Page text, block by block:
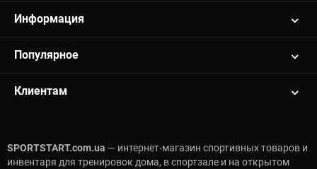
Информация
Популярное
Клиентам
SPORTSTART.com.ua — интернет-магазин спортивных товаров и
инвентаря для тренировок дома, в спортзале и на открытом